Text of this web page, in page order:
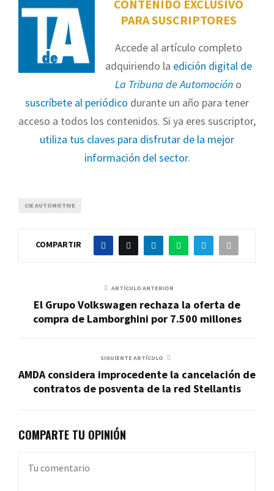
CONTENIDO EXCLUSIVO
PARA SUSCRIPTORES
Accede al artículo completo
adquiriendo la edición digital de
La Tribuna de Automoción o
suscríbete al periódico durante un año para tener
acceso a todos los contenidos. Si ya eres suscriptor,
utiliza tus claves para disfrutar de la mejor
información del sector.
CIE AUTOMOTIVE
COMPARTIR
ARTÍCULO ANTERIOR
El Grupo Volkswagen rechaza la oferta de
compra de Lamborghini por 7.500 millones
SIGUIENTE ARTÍCULO
AMDA considera improcedente la cancelación de
contratos de posventa de la red Stellantis
COMPARTE TU OPINIÓN